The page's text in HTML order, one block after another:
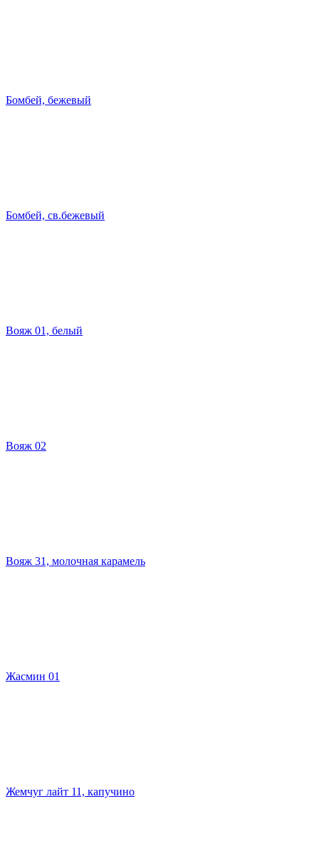
Бомбей, бежевый
Бомбей, св.бежевый
Вояж 01, белый
Вояж 02
Вояж 31, молочная карамель
Жасмин 01
Жемчуг лайт 11, капучино